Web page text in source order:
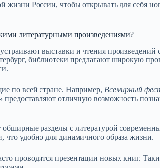
жизни России, чтобы открывать для себя
литературными произведениями?
выставки и чтения произведений
библиотеки предлагают широкую
по всей стране. Например, Всемирный
предоставляют отличную возможность
разделы с литературой
что удобно для динамичного образа жизни.
проводятся презентации новых книг.